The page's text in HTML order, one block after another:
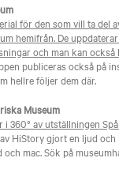
för den som vill ta del
hemifrån. De
och man kan också
publiceras också på
hellre följer dem där.
Museum
i 360° av utställningen
HiStory gjort en ljud
mac. Sök på